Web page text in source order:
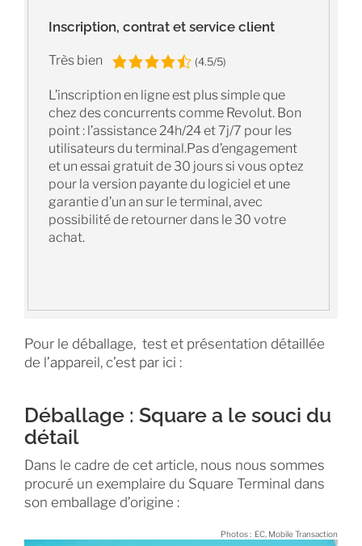
Inscription, contrat et service client
Très bien (4.5/5)
L’inscription en ligne est plus simple que
chez des concurrents comme Revolut. Bon
point : l’assistance 24h/24 et 7j/7 pour les
utilisateurs du terminal.Pas d’engagement
et un essai gratuit de 30 jours si vous optez
pour la version payante du logiciel et une
garantie d’un an sur le terminal, avec
possibilité de retourner dans le 30 votre
achat.
Pour le déballage, test et présentation détaillée
de l’appareil, c’est par ici :
Déballage : Square a le souci du
détail
Dans le cadre de cet article, nous nous sommes
procuré un exemplaire du Square Terminal dans
son emballage d’origine :
Photos : EC, Mobile Transaction